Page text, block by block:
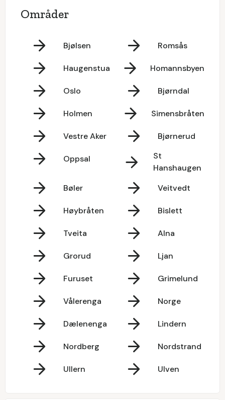
Områder
Bjølsen Romsås
Haugenstua Homannsbyen
Oslo Bjørndal
Holmen Simensbråten
Vestre Aker Bjørnerud
Oppsal
St
Hanshaugen
Bøler
Veitvedt
Høybråten Bislett
Tveita Alna
Grorud Ljan
Furuset Grimelund
Vålerenga Norge
Dælenenga Lindern
Nordberg Nordstrand
Ullern Ulven